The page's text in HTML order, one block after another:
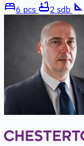
bed6 pcs bathtub2 sdb square_foot